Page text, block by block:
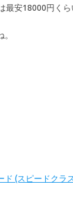
最安18000円く
。
ド (スピードクラ